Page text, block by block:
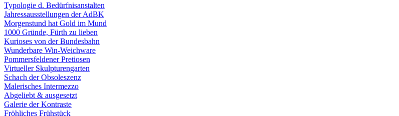
Typologie d. Bedürfnisanstalten
Jahressausstellungen der AdBK
Morgenstund hat Gold im Mund
1000 Gründe, Fürth zu lieben
Kurioses von der Bundesbahn
Wunderbare Win-Weichware
Pommersfeldener Pretiosen
Virtueller Skulpturengarten
Schach der Obsoleszenz
Malerisches Intermezzo
Abgeliebt & ausgesetzt
Galerie der Kontraste
Fröhliches Frühstück